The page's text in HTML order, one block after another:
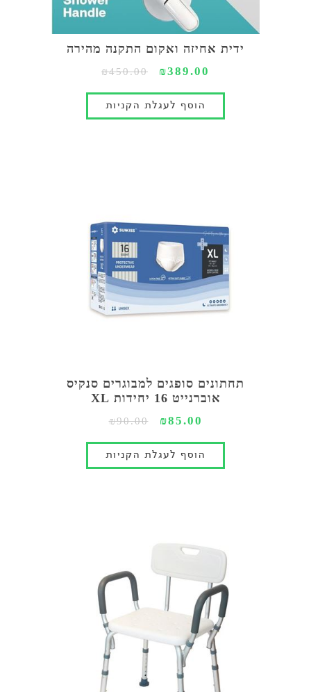
ידית אחיזה ואקום התקנה מהירה
₪389.00
₪450.00
תחתונים סופגים למבוגרים סנקיס
אוברנייט 16 יחידות XL
₪85.00
₪90.00